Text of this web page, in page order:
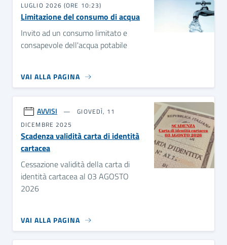
LUGLIO 2026 (ORE 10:23)
Limitazione del consumo di acqua
Invito ad un consumo limitato e
consapevole dell'acqua potabile
VAI ALLA PAGINA
AVVISI
GIOVEDÌ, 11
DICEMBRE 2025
Scadenza validità carta di identità
cartacea
Cessazione validità della carta di
identità cartacea al 03 AGOSTO
2026
VAI ALLA PAGINA